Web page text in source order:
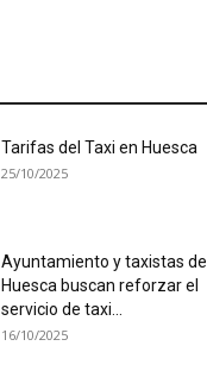
Tarifas del Taxi en Huesca
25/10/2025
Ayuntamiento y taxistas de
Huesca buscan reforzar el
servicio de taxi...
16/10/2025